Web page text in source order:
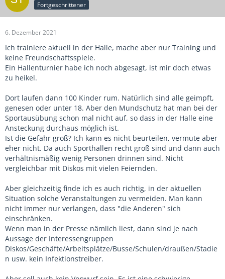
Fortgeschrittener
6. Dezember 2021
Ich trainiere aktuell in der Halle, mache aber nur Training und
keine Freundschaftsspiele.
Ein Hallenturnier habe ich noch abgesagt, ist mir doch etwas
zu heikel.
Dort laufen dann 100 Kinder rum. Natürlich sind alle geimpft,
genesen oder unter 18. Aber den Mundschutz hat man bei der
Sportausübung schon mal nicht auf, so dass in der Halle eine
Ansteckung durchaus möglich ist.
Ist die Gefahr groß? Ich kann es nicht beurteilen, vermute aber
eher nicht. Da auch Sporthallen recht groß sind und dann auch
verhältnismäßig wenig Personen drinnen sind. Nicht
vergleichbar mit Diskos mit vielen Feiernden.
Aber gleichzeitig finde ich es auch richtig, in der aktuellen
Situation solche Veranstaltungen zu vermeiden. Man kann
nicht immer nur verlangen, dass "die Anderen" sich
einschränken.
Wenn man in der Presse nämlich liest, dann sind je nach
Aussage der Interessengruppen
Diskos/Geschäfte/Arbeitsplätze/Busse/Schulen/draußen/Stadie
n usw. kein Infektionstreiber.